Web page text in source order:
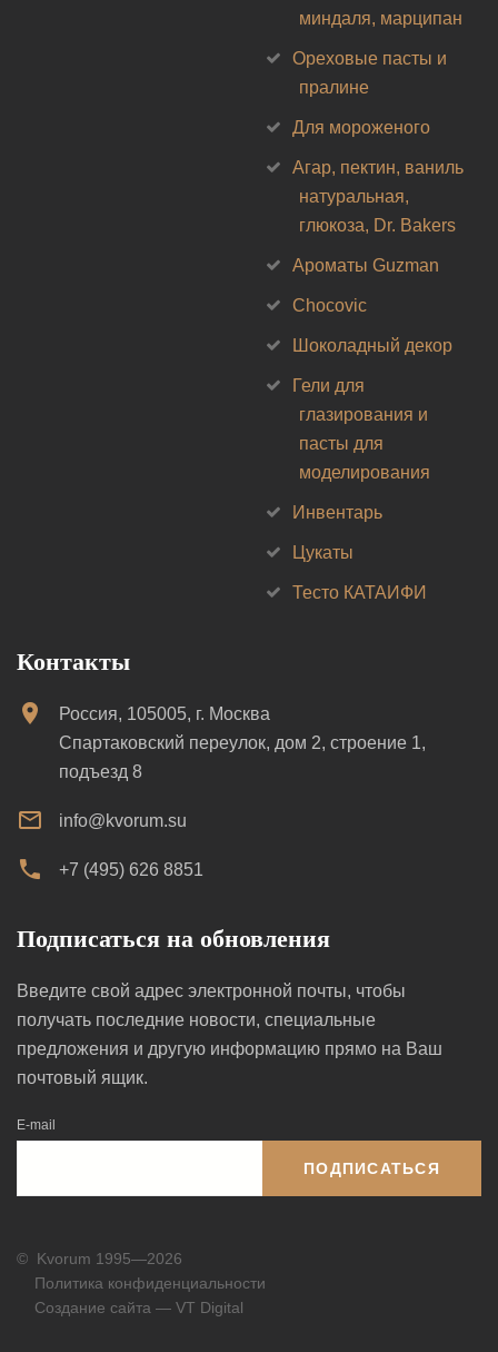
миндаля, марципан
Ореховые пасты и
пралине
Для мороженого
Агар, пектин, ваниль
натуральная,
глюкоза, Dr. Bakers
Ароматы Guzman
Chocovic
Шоколадный декор
Гели для
глазирования и
пасты для
моделирования
Инвентарь
Цукаты
Тесто КАТАИФИ
Контакты
Россия, 105005, г. Москва
Спартаковский переулок, дом 2, строение 1,
подъезд 8
info@kvorum.su
+7 (495) 626 8851
Подписаться на обновления
Введите свой адрес электронной почты, чтобы
получать последние новости, специальные
предложения и другую информацию прямо на Ваш
почтовый ящик.
E-mail
ПОДПИСАТЬСЯ
© Kvorum 1995—2026
Политика конфиденциальности
Создание сайта — VT Digital